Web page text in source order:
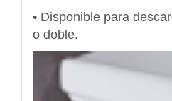
• Disponible para
o doble.